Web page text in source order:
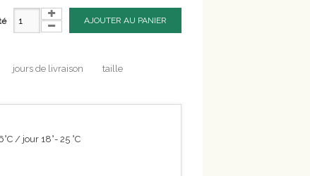
AJOUTER AU PANIER
jours de livraison taille
/ jour 18°- 25 °C